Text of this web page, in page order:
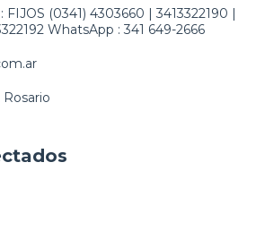
(0341) 4303660 | 3413322190 |
WhatsApp : 341 649-2666